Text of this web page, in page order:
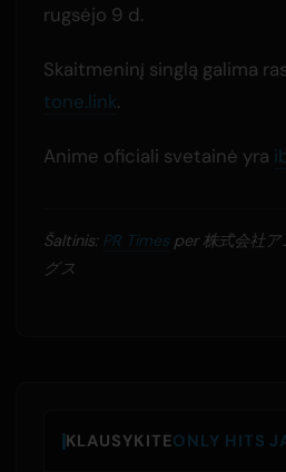
rugsėjo 9 d.
Skaitmeninį singlą galima
tone.link.
Anime oficiali svetainė yra
Šaltinis: PR Timesper 株式会社ア
グス
KLAUSYKITEONLY HITS